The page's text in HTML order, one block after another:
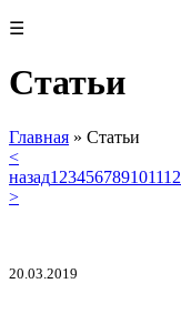
☰
Статьи
Главная » Статьи
<
назад1 23456789101112
>
20.03.2019